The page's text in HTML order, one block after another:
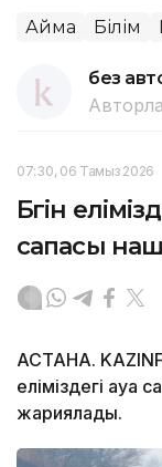
Аймақ Білім
без
07:30, 06 Тамыз 2026
Бүгін
сапасы
АСТАНА.
еліміздегі ауа
жариялады.